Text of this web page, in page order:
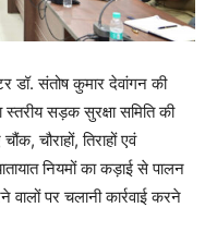
डॉ. संतोष कुमार देवांगन की
सड़क सुरक्षा समिति की
चौराहों, तिराहों एवं
नियमों का कड़ाई से पालन
पर चलानी कार्रवाई करने